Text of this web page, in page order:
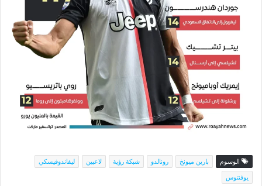
الوسوم بارين ميونخ رونالدو شبكة رؤية لاعبين
ليفاندوفيسكي
يوفنتوس